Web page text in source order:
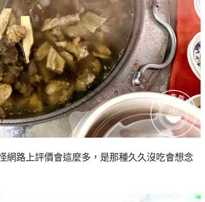
網路上評價會這麼多，是那種久久沒吃會想念